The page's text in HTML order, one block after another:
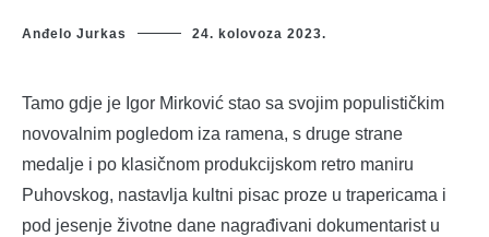
Anđelo Jurkas 24. kolovoza 2023.
Tamo gdje je Igor Mirković stao sa svojim populističkim
novovalnim pogledom iza ramena, s druge strane
medalje i po klasičnom produkcijskom retro maniru
Puhovskog, nastavlja kultni pisac proze u trapericama i
pod jesenje životne dane nagrađivani dokumentarist u